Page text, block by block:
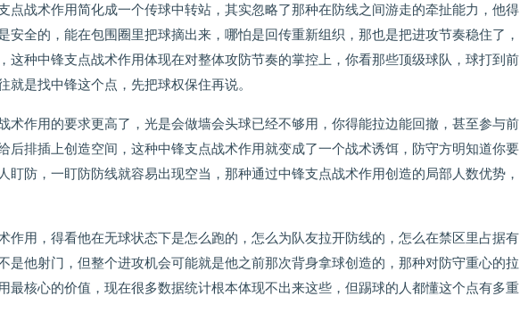
点战术作用简化成一个传球中转站，其实忽略了那种在防线之间游走的牵扯能力，他得
安全的，能在包围圈里把球摘出来，哪怕是回传重新组织，那也是把进攻节奏稳住了，
这种中锋支点战术作用体现在对整体攻防节奏的掌控上，你看那些顶级球队，球打到前
就是找中锋这个点，先把球权保住再说。
术作用的要求更高了，光是会做墙会头球已经不够用，你得能拉边能回撤，甚至参与前
后排插上创造空间，这种中锋支点战术作用就变成了一个战术诱饵，防守方明知道你要
盯防，一盯防防线就容易出现空当，那种通过中锋支点战术作用创造的局部人数优势，
作用，得看他在无球状态下是怎么跑的，怎么为队友拉开防线的，怎么在禁区里占据有
是他射门，但整个进攻机会可能就是他之前那次背身拿球创造的，那种对防守重心的拉
最核心的价值，现在很多数据统计根本体现不出来这些，但踢球的人都懂这个点有多重